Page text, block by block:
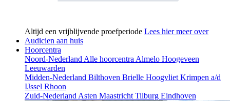
Altijd een vrijblijvende proefperiode Lees hier meer over
Audicien aan huis
Hoorcentra
Noord-NederlandAlle hoorcentraAlmelo Hoogeveen
Leeuwarden
Midden-Nederland Bilthoven Brielle HoogvlietKrimpen a/d
IJssel Rhoon
Zuid-NederlandAsten MaastrichtTilburg Eindhoven